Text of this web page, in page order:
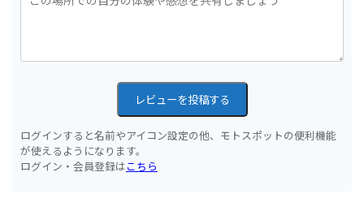
レビューを投稿する
ログインすると名前やアイコン設定の他、モトスポットの便利機能
が使えるようになります。
ログイン・会員登録はこちら